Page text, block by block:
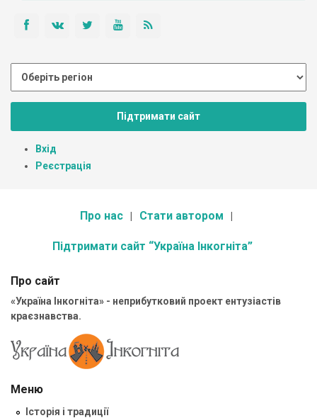
Підтримати сайт
Вхід
Реєстрація
Про нас Стати автором
Підтримати сайт “Україна Інкогніта”
Про сайт
«Україна Інкогніта» - неприбутковий проект ентузіастів
краєзнавства.
Меню
Історія і традиції